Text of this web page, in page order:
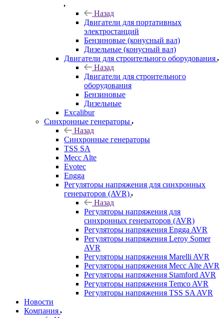
Назад
Двигатели для портативных
электростанций
Бензиновые (конусный вал)
Дизельные (конусный вал)
Двигатели для строительного оборудования
Назад
Двигатели для строительного
оборудования
Бензиновые
Дизельные
Excalibur
Синхронные генераторы
Назад
Синхронные генераторы
TSS SA
Mecc Alte
Evotec
Engga
Регуляторы напряжения для синхронных
генераторов (AVR)
Назад
Регуляторы напряжения для
синхронных генераторов (AVR)
Регуляторы напряжения Engga AVR
Регуляторы напряжения Leroy Somer
AVR
Регуляторы напряжения Marelli AVR
Регуляторы напряжения Mecc Alte AVR
Регуляторы напряжения Stamford AVR
Регуляторы напряжения Temco AVR
Регуляторы напряжения TSS SA AVR
Новости
Компания